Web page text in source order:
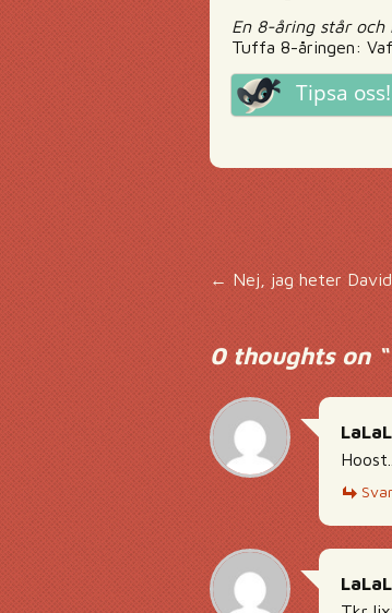
En 8-åring står
Tuffa 8-åringen:
Tipsa oss!
←Nej, jag heter
0 thoughts on “